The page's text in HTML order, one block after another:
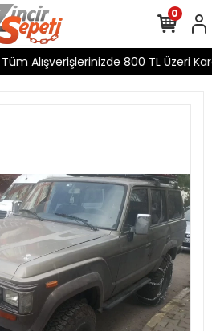
Alışverişlerinizde 800 TL Üzeri
0